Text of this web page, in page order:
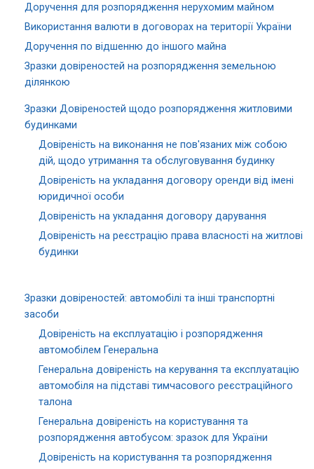
Доручення для розпорядження нерухомим майном
Використання валюти в договорах на території України
Доручення по відшенню до іншого майна
Зразки довіреностей на розпорядження земельною
ділянкою
Зразки Довіреностей щодо розпорядження житловими
будинками
Довіреність на виконання не пов'язаних між собою
дій, щодо утримання та обслуговування будинку
Довіреність на укладання договору оренди від імені
юридичної особи
Довіреність на укладання договору дарування
Довіреність на реєстрацію права власності на житлові
будинки
Зразки довіреностей: автомобілі та інші транспортні
засоби
Довіреність на експлуатацію і розпорядження
автомобілем Генеральна
Генеральна довіреність на керування та експлуатацію
автомобіля на підставі тимчасового реєстраційного
талона
Генеральна довіреність на користування та
розпорядження автобусом: зразок для України
Довіреність на користування та розпорядження